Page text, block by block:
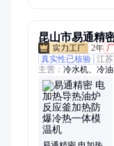
昆山市易通精
2年 厂
真实性已核验 江苏
主营： 冷水机、冷
机、冷风机、冷冻
水机、工业冷水机
冷冻机组、工业冷
机、半导体用冷水
组、工业冷油机、